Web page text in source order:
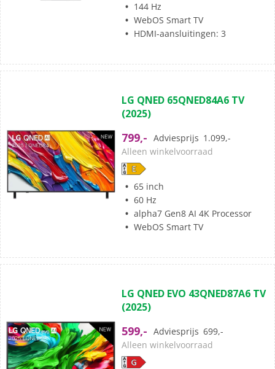
144 Hz
WebOS Smart TV
HDMI-aansluitingen: 3
van
de
sterren.
1
beoordeling
LG QNED 65QNED84A6 TV
(2025)
799,- Adviesprijs 1.099,-
Alleen winkelvoorraad
65 inch
60 Hz
alpha7 Gen8 AI 4K Processor
WebOS Smart TV
van
de
sterren.
5
beoordelingen
LG QNED EVO 43QNED87A6 TV
(2025)
599,- Adviesprijs 699,-
Alleen winkelvoorraad